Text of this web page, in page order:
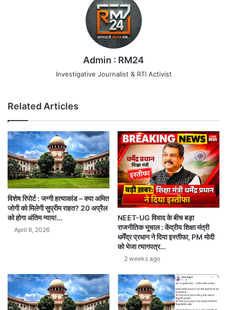
Admin : RM24
Investigative Journalist & RTI Activist
Related Articles
विशेष रिपोर्ट : जग्गी हत्याकांड – क्या अमित
जोगी को मिलेगी सुप्रीम राहत? 20 अप्रैल
को होगा अंतिम न्याय!…
April 6, 2026
NEET-UG विवाद के बीच बड़ा
राजनीतिक भूचाल : केंद्रीय शिक्षा मंत्री
धर्मेंद्र प्रधान ने दिया इस्तीफा, PM मोदी
को भेजा त्यागपत्र…
2 weeks ago